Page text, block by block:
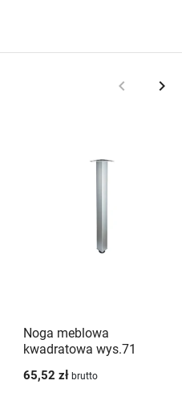
Poprzedni
keyboard_arrow_left keyboard_arrow_right
Noga meblowa
kwadratowa wys.71
65,52 zł brutto